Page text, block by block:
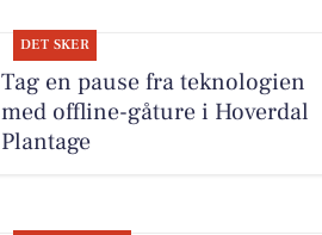
DET SKER
Tag en pause fra teknologien
med offline-gåture i Hoverdal
Plantage